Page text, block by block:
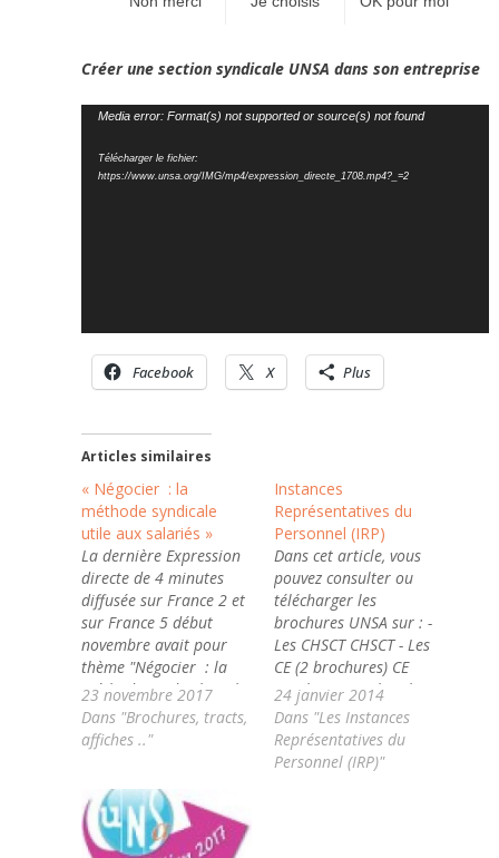
Créer une section syndicale UNSA dans son entreprise
Lecteur
Media error: Format(s) not supported or source(s) not found
Télécharger le fichier:
https://www.unsa.org/IMG/mp4/expression_directe_1708.mp4?_=2
Facebook X Plus
Articles similaires
« Négocier : la
méthode syndicale
utile aux salariés »
La dernière Expression
directe de 4 minutes
diffusée sur France 2 et
sur France 5 début
novembre avait pour
thème "Négocier : la
méthode syndicale utile
aux salariés". Négocier
: la méthode syndicale
utile aux salarié-e-s
N’hésitez pas à la
diffuser le plus
largement !
23 novembre 2017
Dans "Brochures, tracts,
affiches .."
Instances
Représentatives du
Personnel (IRP)
Dans cet article, vous
pouvez consulter ou
télécharger les
brochures UNSA sur : -
Les CHSCT CHSCT - Les
CE (2 brochures) CE
Brochure 1 CE brochure
2- Les DP DP - Les
Sections Syndicales
(RSS) Section Syndicale
24 janvier 2014
Dans "Les Instances
Représentatives du
Personnel (IRP)"